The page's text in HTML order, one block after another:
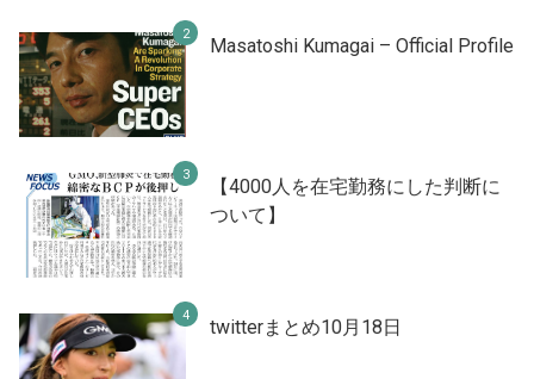
Masatoshi Kumagai – Official Profile
【4000人を在宅勤務にした判断に
ついて】
twitterまとめ10月18日